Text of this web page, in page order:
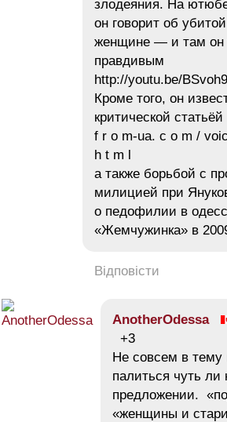
злодеяния. На
он говорит об
женщине — и там он
правдивым
http://youtu.be/
Кроме того, он
критической статьёй
f r o m-ua. c o m /
h t m l
а также борьбой с
милицией при
о педофилии в
«Жемчужинка» в
Відповісти
AnotherOdessa
+3
Не совсем в тему
палиться чуть ли
предложении.
«женщины и